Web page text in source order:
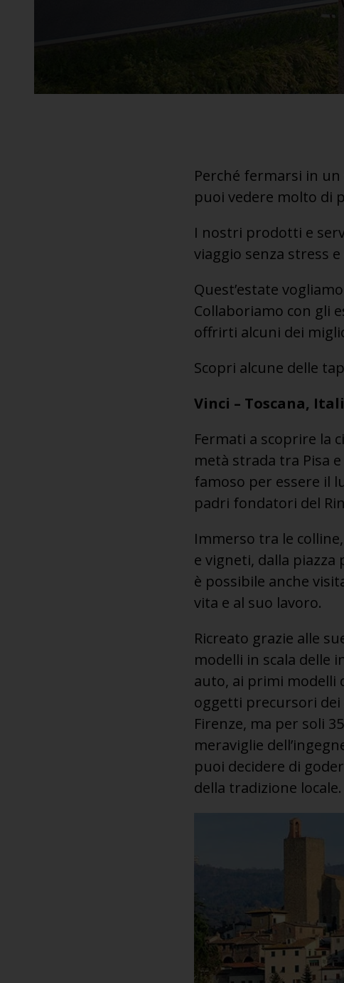
Perché fermarsi in
puoi vedere molto di
I nostri prodotti e
viaggio senza stress
Quest’estate
Collaboriamo con gli
offrirti alcuni dei
Scopri alcune delle
Vinci – Toscana,
Fermati a scoprire la
metà strada tra Pisa
famoso per essere il
padri fondatori del
Immerso tra le
e vigneti, dalla
è possibile anche
vita e al suo lavoro.
Ricreato grazie alle
modelli in scala delle
auto, ai primi modelli
oggetti precursori dei
Firenze, ma per soli
meraviglie
puoi decidere di
della tradizione locale.